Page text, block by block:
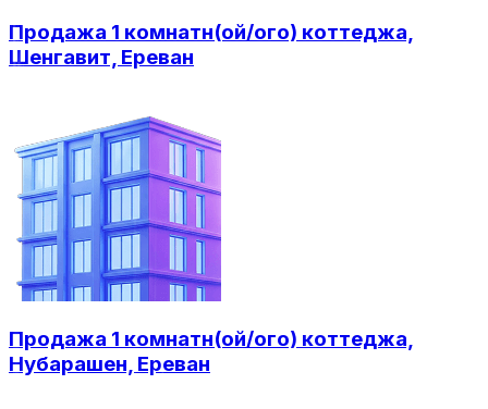
Продажа 1 комнатн(ой/ого) коттеджа,
Шенгавит, Ереван
Продажа 1 комнатн(ой/ого) коттеджа,
Нубарашен, Ереван